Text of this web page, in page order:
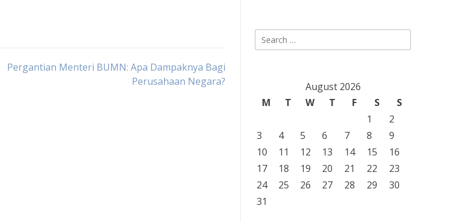
Pergantian Menteri BUMN: Apa Dampaknya Bagi
Perusahaan Negara?
Search
for:
August 2026
M
T W T F S
S
1
2
3
4 5 6 7 8
9
10
11 12 13 14 15
16
17
18 19 20 21 22
23
24
25 26 27 28 29
30
31